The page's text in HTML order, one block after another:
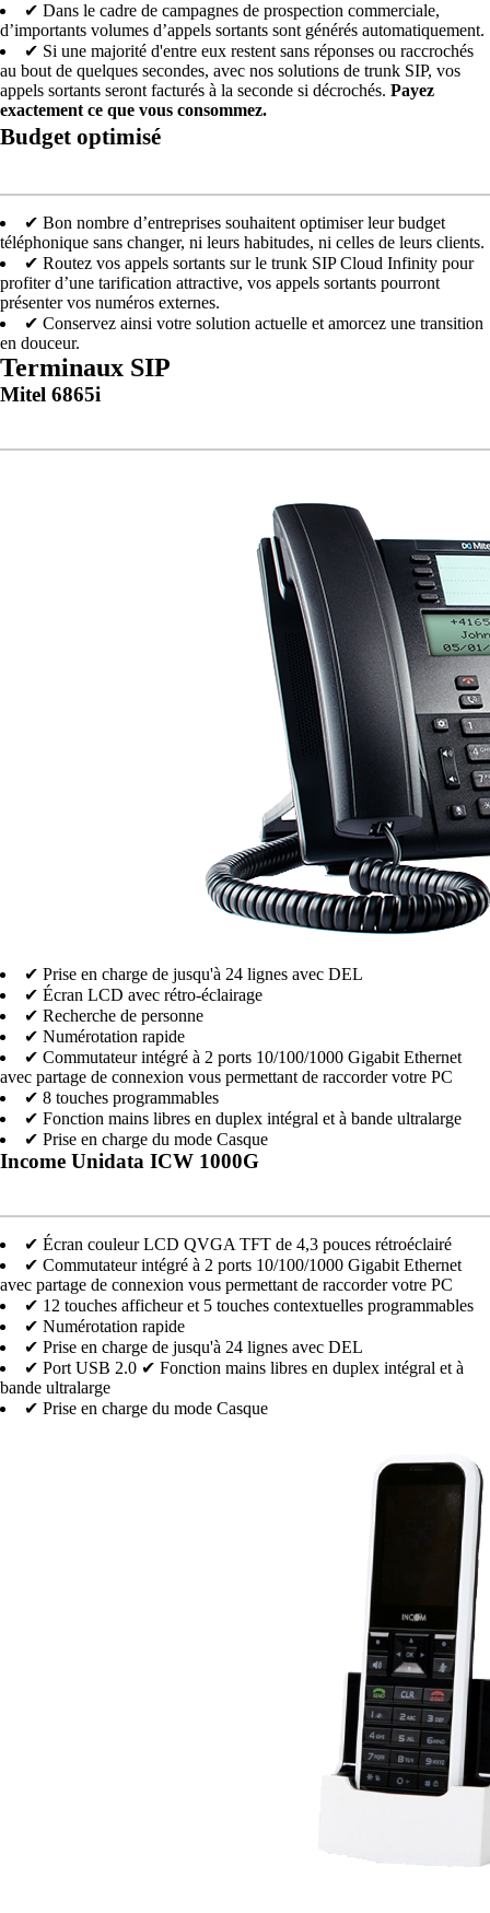
✔ Dans le cadre de campagnes de prospection commerciale,
d’importants volumes d’appels sortants sont générés automatiquement.
✔ Si une majorité d'entre eux restent sans réponses ou raccrochés
au bout de quelques secondes, avec nos solutions de trunk SIP, vos
appels sortants seront facturés à la seconde si décrochés. Payez
exactement ce que vous consommez.
Budget optimisé
✔ Bon nombre d’entreprises souhaitent optimiser leur budget
téléphonique sans changer, ni leurs habitudes, ni celles de leurs clients.
✔ Routez vos appels sortants sur le trunk SIP Cloud Infinity pour
profiter d’une tarification attractive, vos appels sortants pourront
présenter vos numéros externes.
✔ Conservez ainsi votre solution actuelle et amorcez une transition
en douceur.
Terminaux SIP
Mitel 6865i
✔ Prise en charge de jusqu'à 24 lignes avec DEL
✔ Écran LCD avec rétro-éclairage
✔ Recherche de personne
✔ Numérotation rapide
✔ Commutateur intégré à 2 ports 10/100/1000 Gigabit Ethernet
avec partage de connexion vous permettant de raccorder votre PC
✔ 8 touches programmables
✔ Fonction mains libres en duplex intégral et à bande ultralarge
✔ Prise en charge du mode Casque
Income Unidata ICW 1000G
✔ Écran couleur LCD QVGA TFT de 4,3 pouces rétroéclairé
✔ Commutateur intégré à 2 ports 10/100/1000 Gigabit Ethernet
avec partage de connexion vous permettant de raccorder votre PC
✔ 12 touches afficheur et 5 touches contextuelles programmables
✔ Numérotation rapide
✔ Prise en charge de jusqu'à 24 lignes avec DEL
✔ Port USB 2.0 ✔ Fonction mains libres en duplex intégral et à
bande ultralarge
✔ Prise en charge du mode Casque